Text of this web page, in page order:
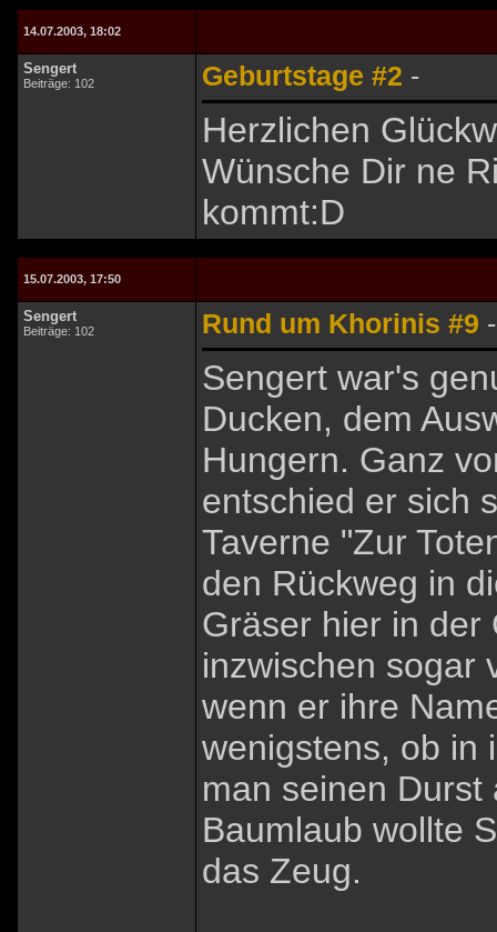
14.07.2003, 18:02
Sengert
Beiträge: 102 Geburtstage #2 -
Herzlichen
Wünsche Dir ne
kommt:D
15.07.2003, 17:50
Sengert
Beiträge: 102 Rund um Khorinis #9 -
Sengert war's
Ducken, dem
Hungern. Ganz
entschied er sich
Taverne "Zur
den Rückweg in
Gräser hier in der
inzwischen sogar
wenn er ihre
wenigstens, ob in
man seinen Durst
Baumlaub wollte
das Zeug.